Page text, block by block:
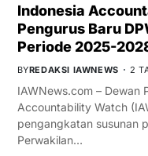
Indonesia
Pengurus Baru
Periode 2025-
BYREDAKSI IAWNEWS 2
IAWNews.com – Dewan
Accountability Watch
pengangkatan susunan
Perwakilan…